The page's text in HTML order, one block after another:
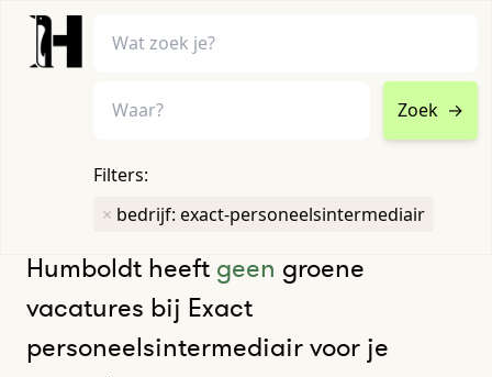
Zoek →
Filters:
× bedrijf: exact-personeelsintermediair
Humboldt heeft geen groene
vacatures bij Exact
personeelsintermediair voor je